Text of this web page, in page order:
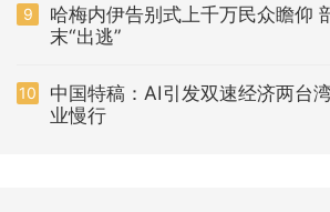
9
哈梅内伊告别式上千万民众瞻仰
末“出逃”
10
中国特稿：AI引发双速经济两台
业慢行